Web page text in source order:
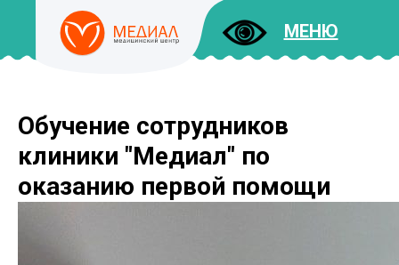
МЕНЮ
ДОКУМЕНТЫ
Обучение сотрудников
клиники "Медиал" по
оказанию первой помощи